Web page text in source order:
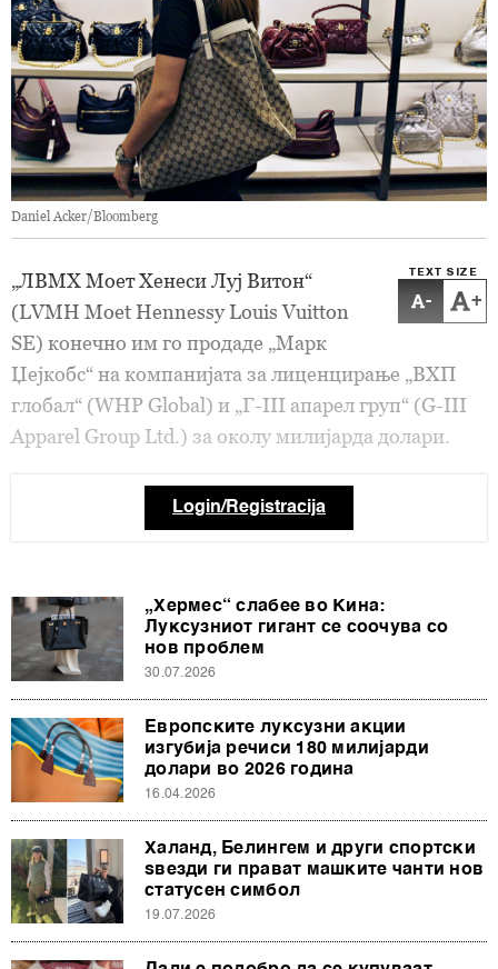
Daniel Acker/Bloomberg
TEXT SIZE
- +
„ЛВМХ Моет Хенеси Луј Витон“
(LVMH Moet Hennessy Louis Vuitton
SE) конечно им го продаде „Марк
Џејкобс“ на компанијата за лиценцирање „ВХП
глобал“ (WHP Global) и „Г-III апарел груп“ (G-III
Apparel Group Ltd.) за околу милијарда долари.
Login/Registracija
„Хермес“ слабее во Кина:
Луксузниот гигант се соочува со
нов проблем
30.07.2026
Европските луксузни акции
изгубија речиси 180 милијарди
долари во 2026 година
16.04.2026
Халанд, Белингем и други спортски
ѕвезди ги прават машките чанти нов
статусен симбол
19.07.2026